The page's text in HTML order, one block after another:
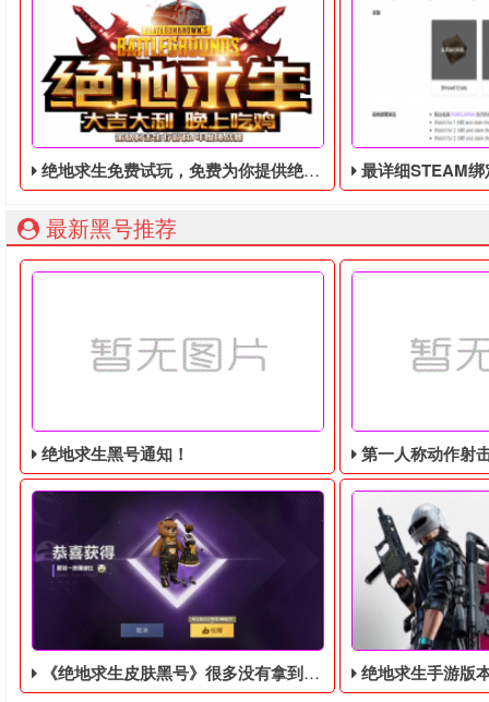
绝地求生免费试玩，免费为你提供绝地求生账号 最详细STEAM绑定全球账号以
最新黑号推荐
绝地求生黑号通知！
绝地求生黑号： 质保时间内找回换号！ 绝地求生白号： 四无
第一人称动作射击游戏《绝地
2036年，世界上
《绝地求生皮肤黑号​》很多没有拿到这款皮肤的玩家非常后悔 绝地求生手游版本:《绝地求生：